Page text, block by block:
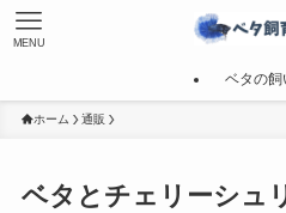
MENU
ベタの飼
ホーム 通販
ベタとチェリーシュ